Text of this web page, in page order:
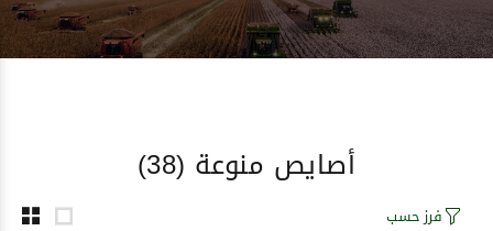
أصايص منوعة (38)
فرز حسب